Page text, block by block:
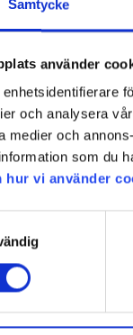
Samtycke
använder
och analysera
medier och
som du
hur vi använder
Hunter Strömkabel
169 kr